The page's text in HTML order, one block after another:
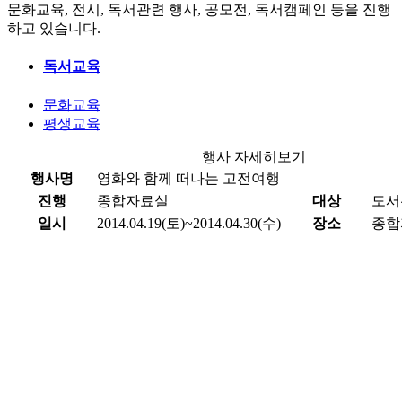
문화교육, 전시, 독서관련 행사, 공모전, 독서캠페인 등을 진행
하고 있습니다.
독서교육
문화교육
평생교육
행사 자세히보기
행사명
영화와 함께 떠나는 고전여행
진행
종합자료실 대상
도
일시
2014.04.19(토)~2014.04.30(수) 장소 종